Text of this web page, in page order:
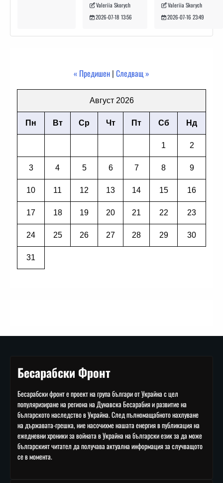
Valeriia Skorych
2026-07-18 13:56
Valeriia Skorych
2026-07-16 23:49
« Предишен | Следващ »
Август 2026
Пн Вт Ср Чт Пт Сб Нд
1 2
3 4 5 6 7 8 9
10 11 12 13 14 15 16
17 18 19 20 21 22 23
24 25 26 27 28 29 30
31
Бесарабски Фронт
Бесарабски фронт е проект на група българи от Украйна с цел
популяризиране на региона на Дунавска Бесарабия и развитие на
българското наследство в Украйна. След пълномащабното нахлуване
на държавата-грешка, ние насочихме нашата енергия в публикация на
ежедневни хроники за войната в Украйна на български език за да може
българският читател да получава актуална информация за случващото
се в момента.